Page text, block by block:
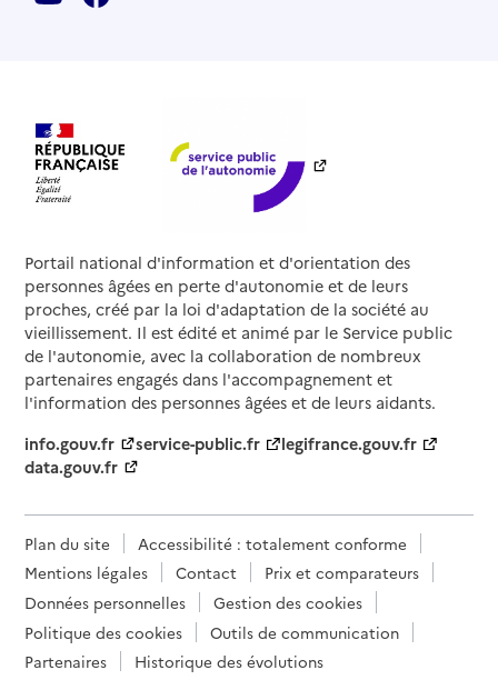
Portail national d'information et d'orientation des
personnes âgées en perte d'autonomie et de leurs
proches, créé par la loi d'adaptation de la société au
vieillissement. Il est édité et animé par le Service public
de l'autonomie, avec la collaboration de nombreux
partenaires engagés dans l'accompagnement et
l'information des personnes âgées et de leurs aidants.
info.gouv.fr
service-public.fr
legifrance.gouv.fr
data.gouv.fr
Plan du site
Accessibilité : totalement conforme
Mentions légales
Contact
Prix et comparateurs
Données personnelles
Gestion des cookies
Politique des cookies
Outils de communication
Partenaires
Historique des évolutions